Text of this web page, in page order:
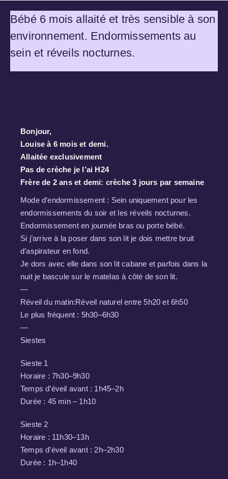
Bébé 6 mois allaité et très sensible à son
environnement. Endormissements au
sein et réveils nocturnes.
Bonjour,
Louise à 6 mois et demi.
Allaitée exclusivement
Pas de crèche je l’ai H24
Frère de 2 ans et demi: crèche 3 jours par semaine
Mode d’endormissement : Sein uniquement pour les
endormissements du soir et les réveils nocturnes.
Endormissement en journée bras ou porte bébé.
Si j’arrive à la poser dans son lit je dois mettre bruit
d’aspirateur en fond.
Je dors avec elle dans son lit cabane et parfois dans la
nuit je bascule sur le matelas à côté de son lit.
—
Réveil du matin:Réveil naturel entre 5h20 et 6h50
Le plus fréquent : 5h30–6h30
—
Siestes
Sieste 1
Horaire : 7h30–9h30
Temps d’éveil avant : 1h45–2h
Durée : 45 min – 1h10
Sieste 2
Horaire : 11h30–13h
Temps d’éveil avant : 2h–2h30
Durée : 1h–1h40
Pour recevoir la Newsletter, c'est ici ! S'inscrire